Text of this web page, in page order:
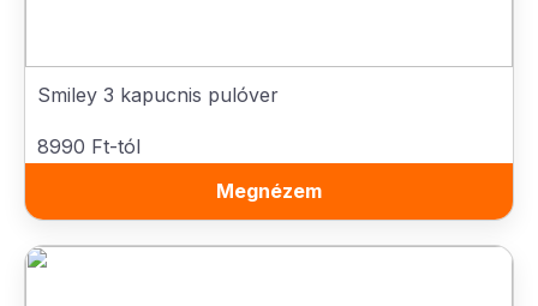
Smiley 3 kapucnis pulóver
8990 Ft-tól
Megnézem